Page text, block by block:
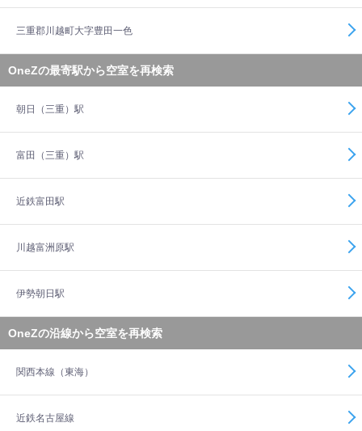
三重郡川越町大字豊田一色
OneZの最寄駅から空室を再検索
朝日（三重）駅
富田（三重）駅
近鉄富田駅
川越富洲原駅
伊勢朝日駅
OneZの沿線から空室を再検索
関西本線（東海）
近鉄名古屋線